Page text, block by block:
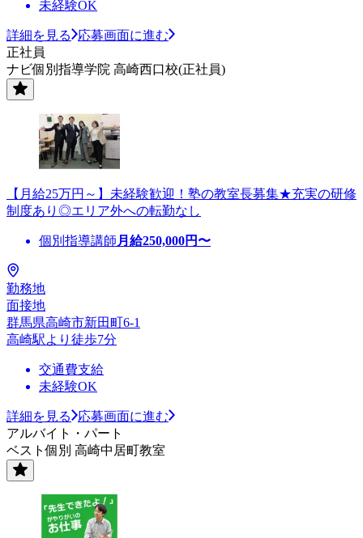
未経験OK
詳細を見る
応募画面に進む
正社員
ナビ個別指導学院 高崎西口校(正社員)
【月給25万円～】未経験歓迎！塾の教室長募集★充実の研修
制度あり◎エリア外への転勤なし
個別指導講師 月給250,000円〜
勤務地
面接地
群馬県高崎市新田町6-1
高崎駅より徒歩7分
交通費支給
未経験OK
詳細を見る
応募画面に進む
アルバイト・パート
ベスト個別 高崎中居町教室